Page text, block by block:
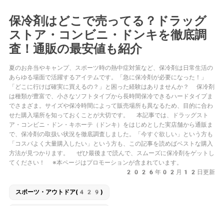
保冷剤はどこで売ってる？ドラッグ
ストア・コンビニ・ドンキを徹底調
査！通販の最安値も紹介
夏のお弁当やキャンプ、スポーツ時の熱中症対策など、 保冷剤は日常生活の
あらゆる場面で活躍するアイテムです。「急に保冷剤が必要になった！」
「どこに行けば確実に買えるの？」と困った経験はありませんか？ 保冷剤
は種類が豊富で、小さなソフトタイプから長時間保冷できるハードタイプま
でさまざま。サイズや保冷時間によって販売場所も異なるため、目的に合わ
せた購入場所を知っておくことが大切です。 本記事では、
ドラッグスト
ア・コンビニ・ドン・キホーテ（ドンキ） をはじめとした実店舗から通販ま
で、保冷剤の取扱い状況を徹底調査しました。「今すぐ欲しい」という方も
「コスパよく大量購入したい」という方も、この記事を読めばベストな購入
方法が見つかります。 ぜひ最後まで読んで、スムーズに保冷剤をゲットし
てください！ ※本ページはプロモーションが含まれています。
2026年02月12日更新
スポーツ・アウトドア(429)